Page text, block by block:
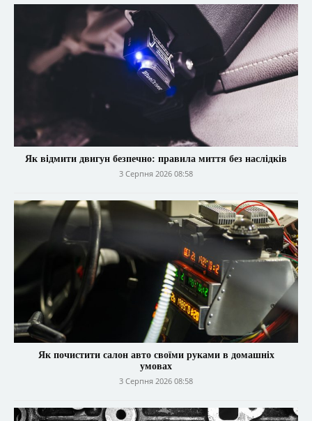
Як відмити двигун безпечно: правила миття без наслідків
3 Серпня 2026 08:58
Як почистити салон авто своїми руками в домашніх
умовах
3 Серпня 2026 08:58